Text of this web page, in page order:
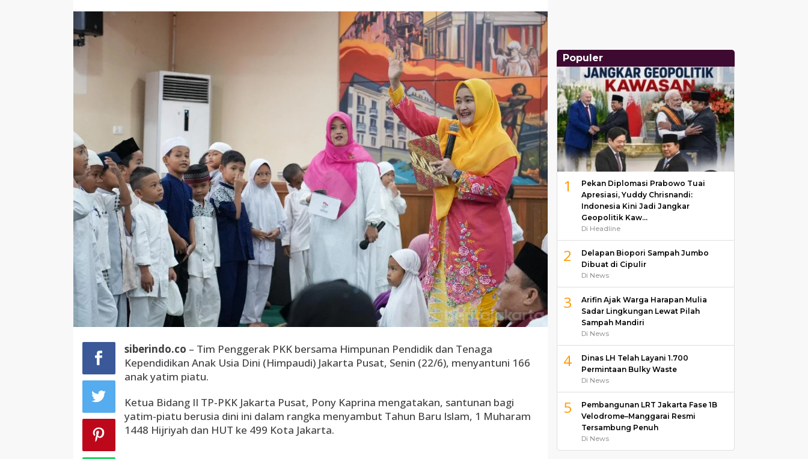
166
Anak
siberindo.co – Tim Penggerak PKK bersama Himpunan Pendidik dan Tenaga
Kependidikan Anak Usia Dini (Himpaudi) Jakarta Pusat, Senin (22/6), menyantuni 166
anak yatim piatu.
Ketua Bidang II TP-PKK Jakarta Pusat, Pony Kaprina mengatakan, santunan bagi
yatim-piatu berusia dini ini dalam rangka menyambut Tahun Baru Islam, 1 Muharam
1448 Hijriyah dan HUT ke 499 Kota Jakarta.
Populer
1
Pekan Diplomasi Prabowo Tuai
Apresiasi, Yuddy Chrisnandi:
Indonesia Kini Jadi Jangkar
Geopolitik Kaw…
Di Headline
2
Delapan Biopori Sampah Jumbo
Dibuat di Cipulir
Di News
3
Arifin Ajak Warga Harapan Mulia
Sadar Lingkungan Lewat Pilah
Sampah Mandiri
Di News
4
Dinas LH Telah Layani 1.700
Permintaan Bulky Waste
Di News
5
Pembangunan LRT Jakarta Fase 1B
Velodrome–Manggarai Resmi
Tersambung Penuh
Di News